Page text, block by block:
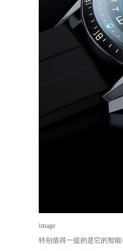
image
特别值得一提的是它的智